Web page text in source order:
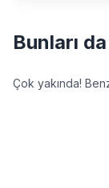
Bunları
Çok yakında!